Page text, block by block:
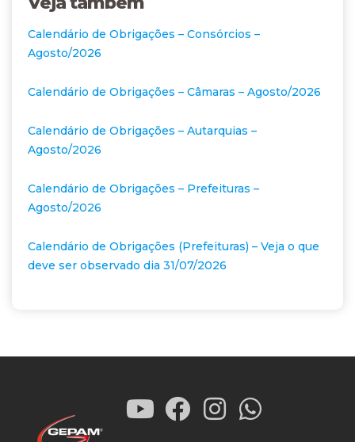
Calendário de Obrigações – Consórcios –
Agosto/2026
Calendário de Obrigações – Câmaras – Agosto/2026
Calendário de Obrigações – Autarquias –
Agosto/2026
Calendário de Obrigações – Prefeituras –
Agosto/2026
Calendário de Obrigações (Prefeituras) – Veja o que
deve ser observado dia 31/07/2026